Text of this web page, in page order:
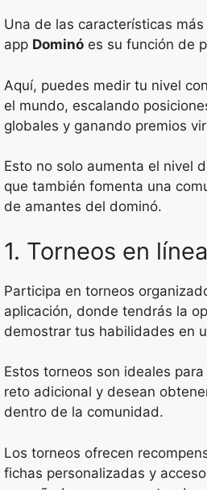
Una de las características
app Dominó es su función de
Aquí, puedes medir tu nivel
el mundo, escalando
globales y ganando premios
Esto no solo aumenta el nivel
que también fomenta una
de amantes del dominó.
1. Torneos en línea
Participa en torneos
aplicación, donde tendrás la
demostrar tus habilidades en
Estos torneos son ideales
reto adicional y desean
dentro de la comunidad.
Los torneos ofrecen
fichas personalizadas y